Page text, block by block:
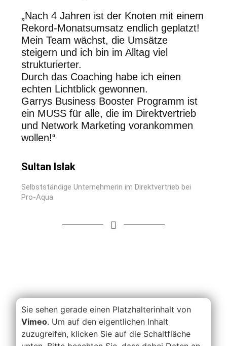
„Nach 4 Jahren ist der Knoten mit einem
Rekord-Monatsumsatz endlich geplatzt!
Mein Team wächst, die Umsätze
steigern und ich bin im Alltag viel
strukturierter.
Durch das Coaching habe ich einen
echten Lichtblick gewonnen.
Garrys Business Booster Programm ist
ein MUSS für alle, die im Direktvertrieb
und Network Marketing vorankommen
wollen!“
Sultan Islak
Selbstständige Unternehmerin im Direktvertrieb bei
Pro-Aqua
Sie sehen gerade einen Platzhalterinhalt von
Vimeo. Um auf den eigentlichen Inhalt
zuzugreifen, klicken Sie auf die Schaltfläche